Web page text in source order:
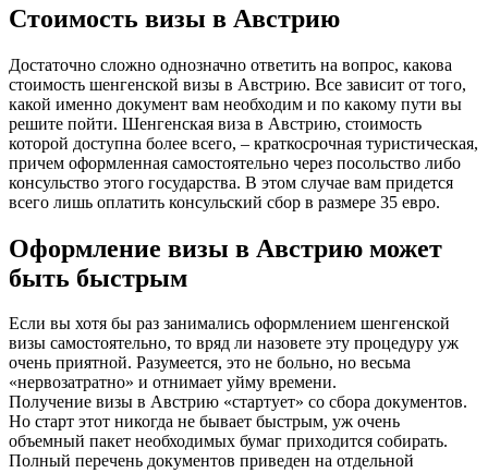
Стоимость визы в Австрию
Достаточно сложно однозначно ответить на вопрос, какова
стоимость шенгенской визы в Австрию. Все зависит от того,
какой именно документ вам необходим и по какому пути вы
решите пойти. Шенгенская виза в Австрию, стоимость
которой доступна более всего, – краткосрочная туристическая,
причем оформленная самостоятельно через посольство либо
консульство этого государства. В этом случае вам придется
всего лишь оплатить консульский сбор в размере 35 евро.
Оформление визы в Австрию может
быть быстрым
Если вы хотя бы раз занимались оформлением шенгенской
визы самостоятельно, то вряд ли назовете эту процедуру уж
очень приятной. Разумеется, это не больно, но весьма
«нервозатратно» и отнимает уйму времени.
Получение визы в Австрию «стартует» со сбора документов.
Но старт этот никогда не бывает быстрым, уж очень
объемный пакет необходимых бумаг приходится собирать.
Полный перечень документов приведен на отдельной